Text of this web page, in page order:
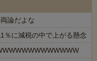
論だよな
％に減税の中で上がる懸念